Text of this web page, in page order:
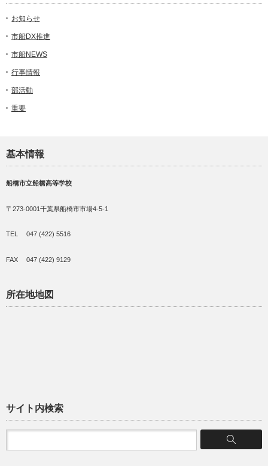
お知らせ
市船DX推進
市船NEWS
行事情報
部活動
重要
基本情報
船橋市立船橋高等学校
〒273-0001千葉県船橋市市場4-5-1
TEL 047 (422) 5516
FAX 047 (422) 9129
所在地地図
サイト内検索